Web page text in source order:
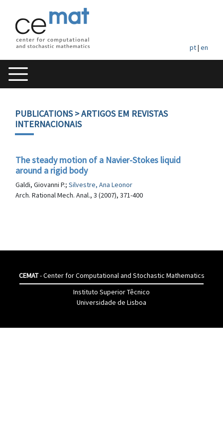
pt| en
PUBLICATIONS> ARTIGOS EM REVISTAS
INTERNACIONAIS
The steady motion of a Navier-Stokes liquid
around a rigid body
Galdi, Giovanni P.; Silvestre, Ana Leonor
Arch. Rational Mech. Anal., 3 (2007), 371-400
CEMAT- Center for Computational and Stochastic Mathematics
Instituto Superior Têcnico
Universidade de Lisboa